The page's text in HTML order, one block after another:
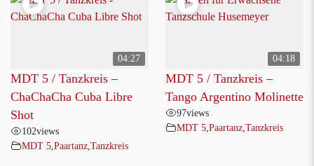
04:27
MDT 5 / Tanzkreis –
ChaChaCha Cuba Libre
Shot
102views
MDT 5 Paartanz Tanzkreis
04:18
MDT 5 / Tanzkreis –
Tango Argentino Molinette
97views
MDT 5 Paartanz Tanzkreis